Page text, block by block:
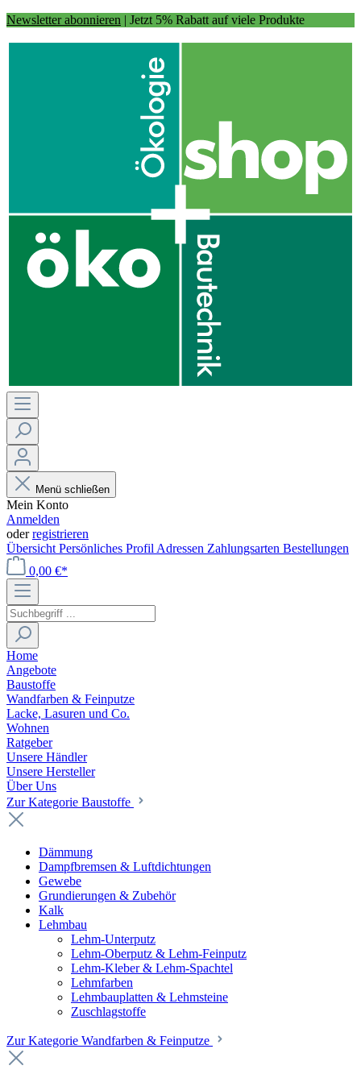
Newsletter abonnieren | Jetzt 5% Rabatt auf viele Produkte
Menü schließen
Mein Konto
Anmelden
oderregistrieren
Übersicht Persönliches Profil Adressen Zahlungsarten Bestellungen
0,00 €*
Home
Angebote
Baustoffe
Wandfarben & Feinputze
Lacke, Lasuren und Co.
Wohnen
Ratgeber
Unsere Händler
Unsere Hersteller
Über Uns
Zur Kategorie Baustoffe
Dämmung
Dampfbremsen & Luftdichtungen
Gewebe
Grundierungen & Zubehör
Kalk
Lehmbau
Lehm-Unterputz
Lehm-Oberputz & Lehm-Feinputz
Lehm-Kleber & Lehm-Spachtel
Lehmfarben
Lehmbauplatten & Lehmsteine
Zuschlagstoffe
Zur Kategorie Wandfarben & Feinputze